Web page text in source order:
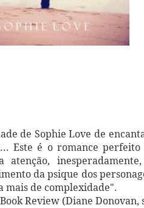
de Sophie Love de
Este é o romance
atenção,
da psique dos
mais de complexidade".
Review (Diane